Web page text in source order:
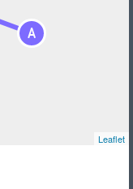
A
Leaflet